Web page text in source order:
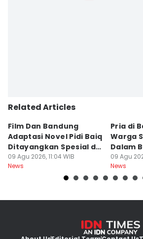
Related Articles
Film Dan Bandung
Adaptasi Novel Pidi Baiq
Ditayangkan Spesial di
Jogja
09 Agu 2026, 11:04 WIB
News
Pria di
Warga
Dalam
09 Agu
News